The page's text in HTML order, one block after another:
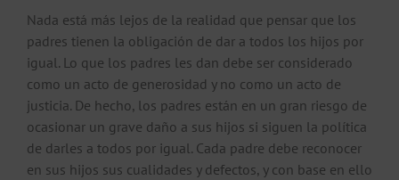
Nada está más lejos de la realidad que pensar que los
padres tienen la obligación de dar a todos los hijos por
igual. Lo que los padres les dan debe ser considerado
como un acto de generosidad y no como un acto de
justicia. De hecho, los padres están en un gran riesgo de
ocasionar un grave daño a sus hijos si siguen la política
de darles a todos por igual. Cada padre debe reconocer
en sus hijos sus cualidades y defectos, y con base en ello